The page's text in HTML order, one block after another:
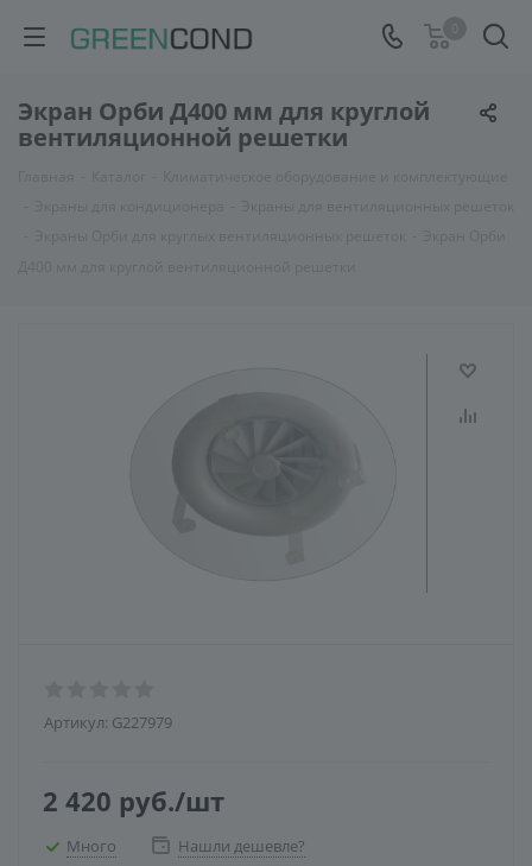
Экран Орби Д400 мм для круглой
вентиляционной решетки
Артикул: G227979
2 420 руб./шт
Много Нашли дешевле?